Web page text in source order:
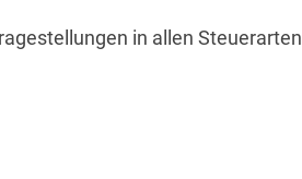
in allen Steuerarten